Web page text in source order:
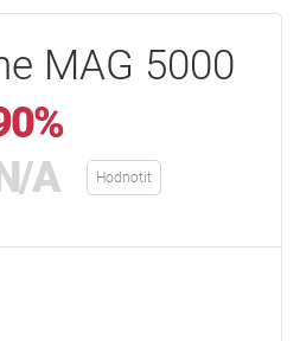
MAG 5000
A Hodnotit